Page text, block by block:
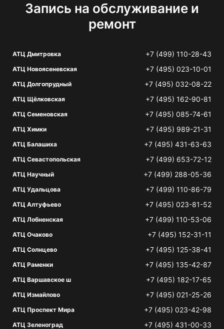
Запись на обслуживание и
ремонт
АТЦ Дмитровка +7 (499) 110-28-43
АТЦ Новоясеневская +7 (495) 023-10-01
АТЦ Долгопрудный +7 (495) 032-08-22
АТЦ Щёлковская +7 (495) 162-90-81
АТЦ Семеновская +7 (495) 085-74-61
АТЦ Химки +7 (495) 989-21-31
АТЦ Балашиха +7 (495) 431-63-63
АТЦ Севастопольская +7 (499) 653-72-12
АТЦ Научный +7 (499) 288-05-36
АТЦ Удальцова +7 (499) 110-86-79
АТЦ Алтуфьево +7 (495) 023-81-52
АТЦ Лобненская +7 (499) 110-53-06
АТЦ Очаково +7 (495) 152-31-11
АТЦ Солнцево +7 (495) 125-38-41
АТЦ Раменки +7 (495) 135-42-87
АТЦ Варшавское ш +7 (495) 182-17-65
АТЦ Измайлово +7 (495) 021-25-26
АТЦ Проспект Мира +7 (495) 023-42-98
АТЦ Зеленоград +7 (495) 431-00-33